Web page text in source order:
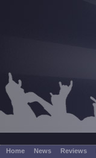
Home News Reviews